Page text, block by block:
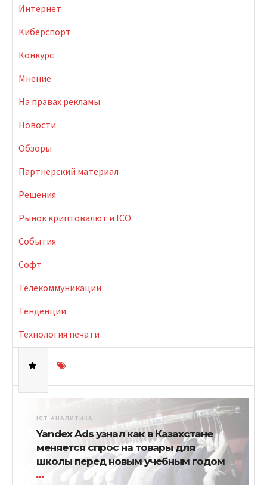
Интернет
Киберспорт
Конкурс
Мнение
На правах рекламы
Новости
Обзоры
Партнерский материал
Решения
Рынок криптовалют и ICO
События
Софт
Телекоммуникации
Тенденции
Технология печати
ICT АНАЛИТИКА
Yandex Ads узнал как в Казахстане
меняется спрос на товары для
школы перед новым учебным годом